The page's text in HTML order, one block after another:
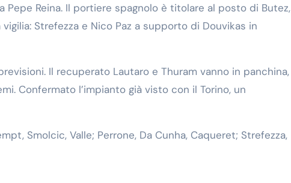
Pepe Reina. Il portiere spagnolo è titolare al posto di Butez,
Strefezza e Nico Paz a supporto di Douvikas in
Il recuperato Lautaro e Thuram vanno in panchina,
Confermato l’impianto già visto con il Torino, un
Smolcic, Valle; Perrone, Da Cunha, Caqueret; Strefezza,